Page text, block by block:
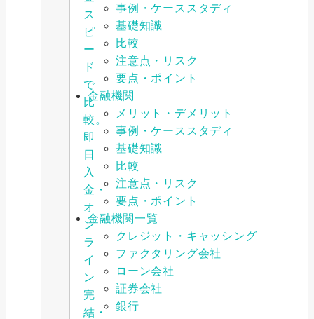
ス
ピ
ー
ド
で
比
較。
即
日
入
金・
オ
ン
ラ
イ
ン
完
結・
事例・ケーススタディ
基礎知識
比較
注意点・リスク
要点・ポイント
金融機関
メリット・デメリット
事例・ケーススタディ
基礎知識
比較
注意点・リスク
要点・ポイント
金融機関一覧
クレジット・キャッシング
ファクタリング会社
ローン会社
証券会社
銀行